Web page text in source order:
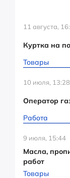
11 августа,
Куртка на
Товары
10 июля, 13:28
Оператор
Работа
9 июля, 15:44
Масла,
работ
Товары